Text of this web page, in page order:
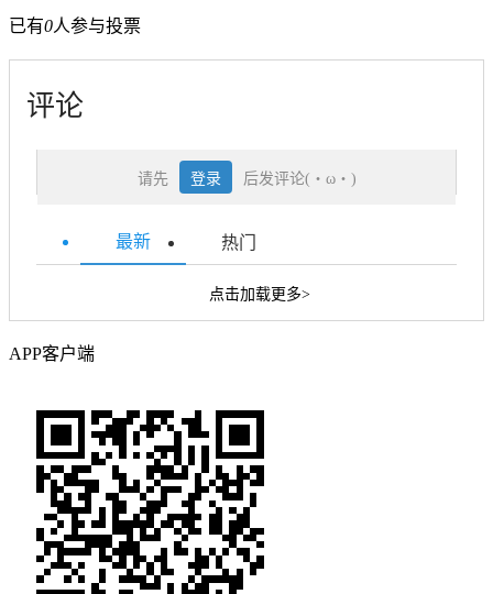
已有0人参与投票
评论
请先 登录 后发评论(・ω・)
最新 热门
点击加载更多>
APP客户端